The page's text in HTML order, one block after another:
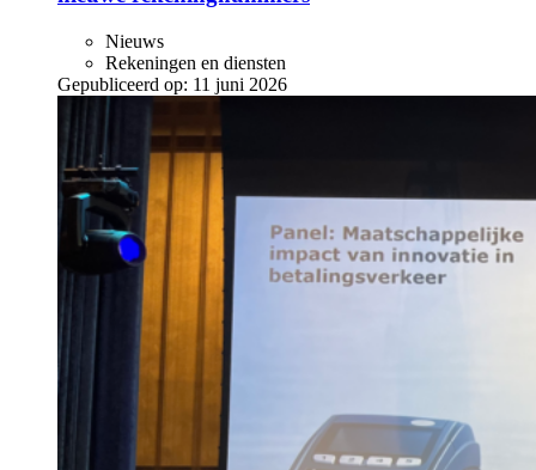
Nieuws
Rekeningen en diensten
Gepubliceerd op: 11 juni 2026